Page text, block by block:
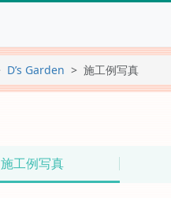
D’s Garden 施工例写真
施工例写真